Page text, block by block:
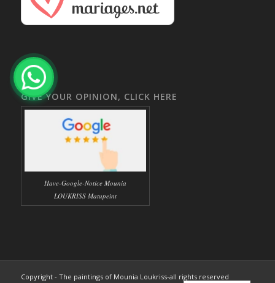
GIVE YOUR OPINION, CLICK HERE
Have-Google-Notice Mounia
LOUKRISS Matupeint
Copyright - The paintings of Mounia Loukriss-all rights reserved